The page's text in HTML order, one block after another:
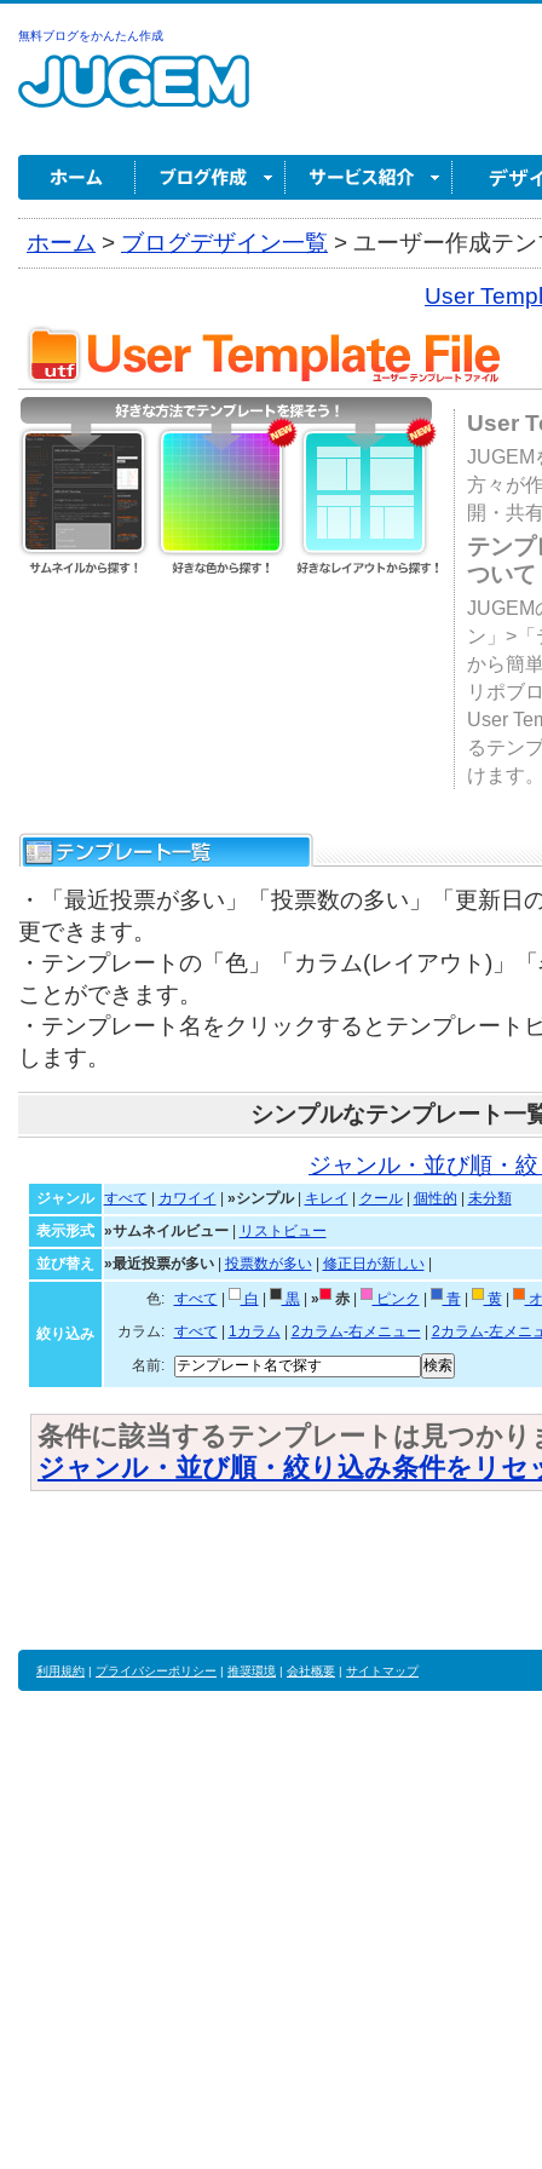
無料ブログをかんたん作成
ホーム > ブログデザイン一覧 > ユーザー作成テ
User
User
JUGEM
方々が
開・共
テン
ついて
JUGEM
ン」>
から簡
リポブ
User
るテン
けます
・「最近投票が多い」「投票数の多い」「更新日
更できます。
・テンプレートの「色」「カラム(レイアウト)」
ことができます。
・テンプレート名をクリックするとテンプレート
します。
シンプルなテンプレート一
ジャンル・並び順・
ジャンル すべて カワイイ »シンプル| キレイ クール| 個性的
未分類
表示形式
»サムネイルビュー|
リストビュー
並び替え
»最近投票が多い| 投票数が多い| 修正日が新しい|
絞り込み
色: すべて 白 黒| » 赤| ピンク 青| 黄|
カラム:
すべて 1カラム 2カラム-右メニュー
2カラム-左メニ
名前:
条件に該当するテンプレートは見つかり
ジャンル・並び順・絞り込み条件をリセ
利用規約 | プライバシーポリシー | 推奨環境 | 会社概要 | サイトマップ